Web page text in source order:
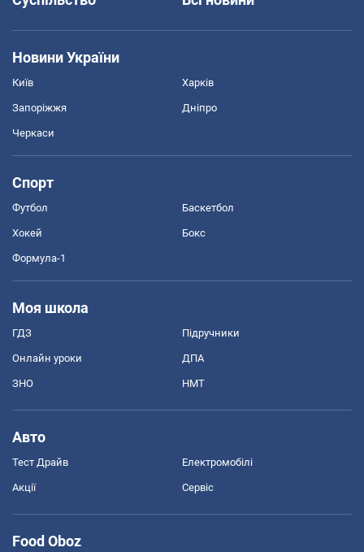
Новини України
Київ Харків
Запоріжжя Дніпро
Черкаси
Спорт
Футбол Баскетбол
Хокей Бокс
Формула-1
Моя школа
ГДЗ Підручники
Онлайн уроки ДПА
ЗНО НМТ
Авто
Тест Драйв Електромобілі
Акції Сервіс
Food Oboz